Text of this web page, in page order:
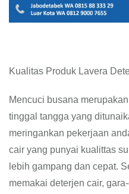
Kualitas Produk Lavera
Mencuci busana
tinggal tangga yang
meringankan pekerjaan
cair yang punyai kualittas
lebih gampang dan cepat.
memakai deterjen cair,